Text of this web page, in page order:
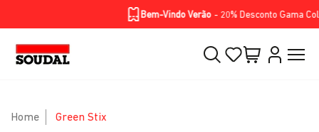
Produtos BIKE RANGE
Bem-Vindo Verão- 20% Desconto Gama
Home Green Stix